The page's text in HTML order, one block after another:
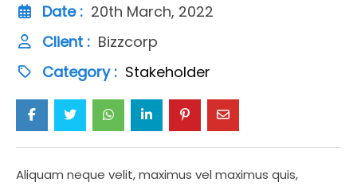
Date : 20th March, 2022
Client : Bizzcorp
Category : Stakeholder
Aliquam neque velit, maximus vel maximus quis,